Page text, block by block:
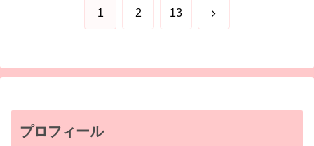
1 2 13 次
プロフィール